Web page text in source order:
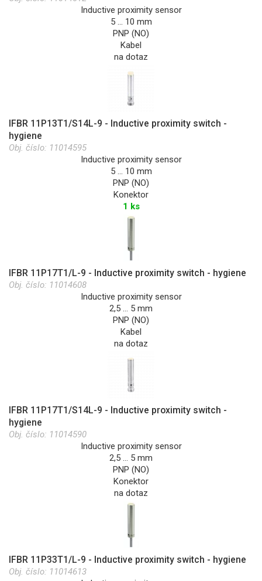
Inductive proximity sensor
5 … 10 mm
PNP (NO)
Kabel
na dotaz
IFBR 11P13T1/S14L-9 - Inductive proximity switch -
hygiene
Obj. číslo: 11014595
Inductive proximity sensor
5 … 10 mm
PNP (NO)
Konektor
1 ks
IFBR 11P17T1/L-9 - Inductive proximity switch - hygiene
Obj. číslo: 11014608
Inductive proximity sensor
2,5 … 5 mm
PNP (NO)
Kabel
na dotaz
IFBR 11P17T1/S14L-9 - Inductive proximity switch -
hygiene
Obj. číslo: 11014590
Inductive proximity sensor
2,5 … 5 mm
PNP (NO)
Konektor
na dotaz
IFBR 11P33T1/L-9 - Inductive proximity switch - hygiene
Obj. číslo: 11014613